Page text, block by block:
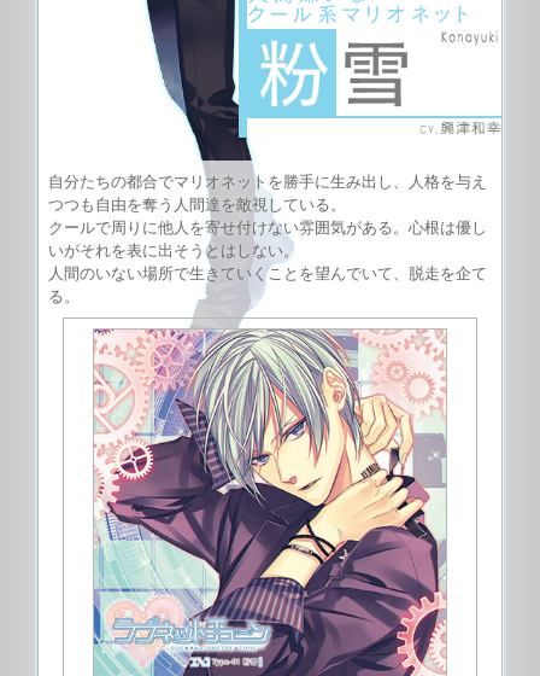
自分たちの都合でマリオネットを勝手に生み出し、人格を与え
つつも自由を奪う人間達を敵視している。
クールで周りに他人を寄せ付けない雰囲気がある。心根は優し
いがそれを表に出そうとはしない。
人間のいない場所で生きていくことを望んでいて、脱走を企て
る。